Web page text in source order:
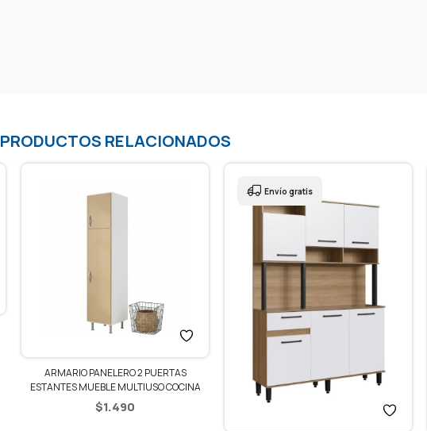
PRODUCTOS RELACIONADOS
ARMARIO PANELERO 2 PUERTAS
ESTANTES MUEBLE MULTIUSO COCINA
$1.490
Envío gratis